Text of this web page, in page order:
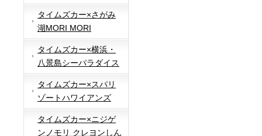
タイムズカー×さがみ
湖MORI MORI
タイムズカー×横浜・
八景島シーパラダイス
タイムズカー×スパリ
ゾートハワイアンズ
タイムズカー×ニジゲ
ンノモリ クレヨンしん